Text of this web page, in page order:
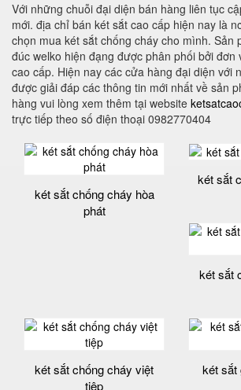
Với những chuỗi đại diện bán hàng liên tục
mới. địa chỉ bán két sắt cao cấp hiện nay là
chọn mua két sắt chống cháy cho mình. Sản
đúc welko hiện đạng được phân phối bởi đơn
cao cấp. Hiện nay các cửa hàng đại diện với
được giải đáp các thông tin mới nhất về sản
hàng vui lòng xem thêm tại website
trực tiếp theo số điện thoại 0982770404
két sắt chống cháy hòa
phát
két sắt
két sắt
két sắt chống cháy việt
tiệp
két sắt